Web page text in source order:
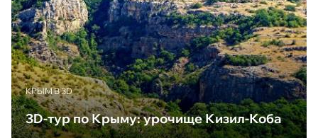
КРЫМ В 3D
3D-тур по Крыму: урочище Кизил-Коба